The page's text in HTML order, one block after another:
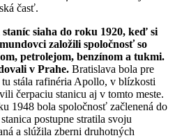
časť.
siaha do roku 1920, keď si
založili spoločnosť so
petrolejom, benzínom a tukmi.
v Prahe. Bratislava bola pre
stála rafinéria Apollo, v blízkosti
čerpaciu stanicu aj v tomto meste.
1948 bola spoločnosť začlenená do
postupne stratila svoju
a slúžila zberni druhotných